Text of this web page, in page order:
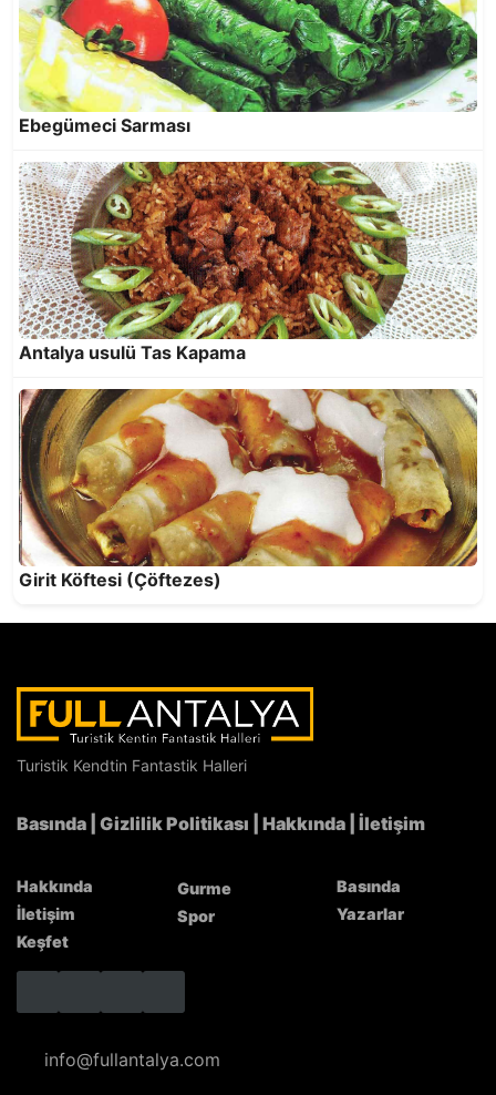
Tombik Buğulama
Yörük Salatası
Ebegümeci Sarması
Antalya usulü Tas Kapama
Girit Köftesi (Çöftezes)
Turistik Kendtin Fantastik Halleri
Basında Gizlilik Politikası Hakkında İletişim
Hakkında
İletişim
Keşfet
Gurme
Spor
Basında
Yazarlar
info@fullantalya.com